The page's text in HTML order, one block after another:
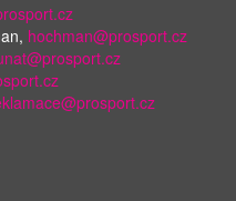
hochman@prosport.cz